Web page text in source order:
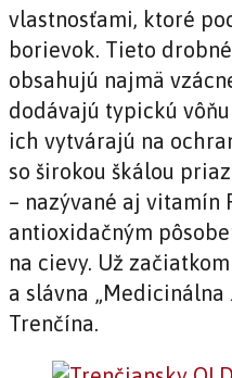
vlastnosťami, ktoré
borievok. Tieto
obsahujú najmä
dodávajú typickú
ich vytvárajú na
so širokou škálou
– nazývané aj vitamín
antioxidačným
na cievy. Už
a slávna
Trenčína.